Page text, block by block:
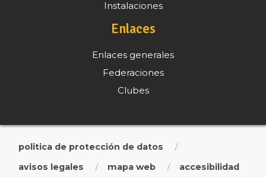
Instalaciones
Enlaces
Enlaces generales
Federaciones
Clubes
politica de protección de datos /
avisos legales / mapa web / accesibilidad